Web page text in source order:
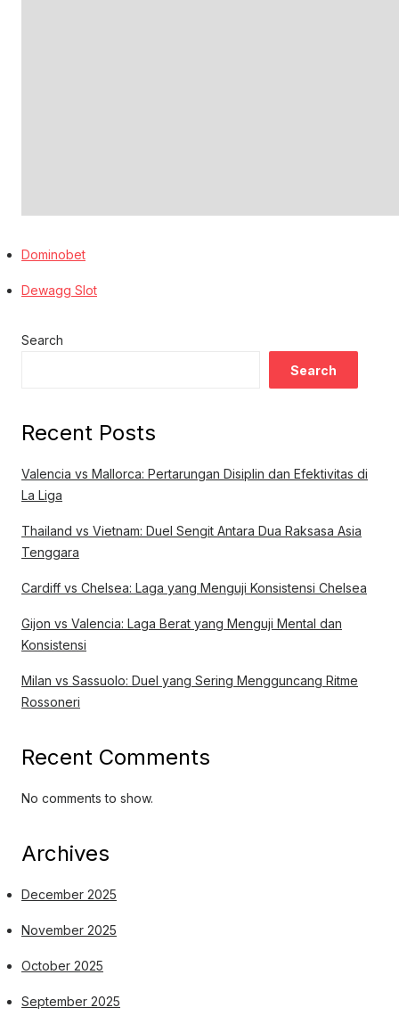
Dominobet
Dewagg Slot
Search
Search
Recent Posts
Valencia vs Mallorca: Pertarungan Disiplin dan Efektivitas di
La Liga
Thailand vs Vietnam: Duel Sengit Antara Dua Raksasa Asia
Tenggara
Cardiff vs Chelsea: Laga yang Menguji Konsistensi Chelsea
Gijon vs Valencia: Laga Berat yang Menguji Mental dan
Konsistensi
Milan vs Sassuolo: Duel yang Sering Mengguncang Ritme
Rossoneri
Recent Comments
No comments to show.
Archives
December 2025
November 2025
October 2025
September 2025